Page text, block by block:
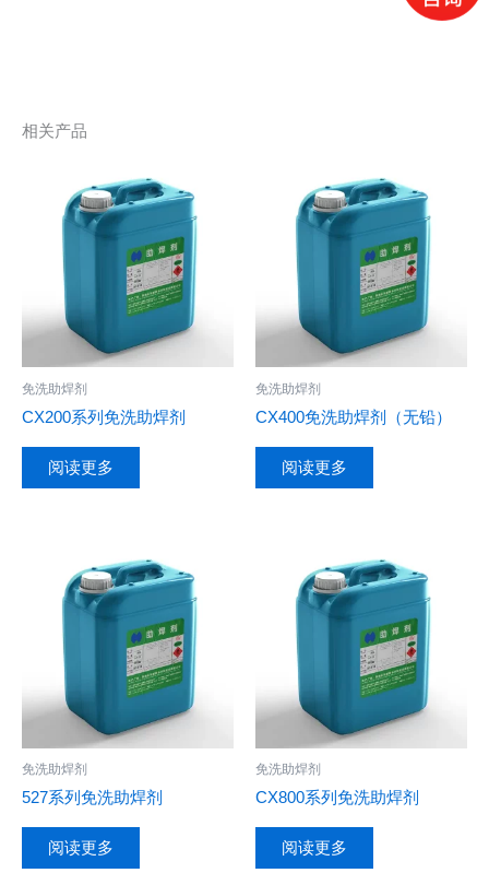
相关产品
免洗助焊剂
CX200系列免洗助焊剂
阅读更多
免洗助焊剂
CX400免洗助焊剂（无铅）
阅读更多
免洗助焊剂
527系列免洗助焊剂
阅读更多
免洗助焊剂
CX800系列免洗助焊剂
阅读更多